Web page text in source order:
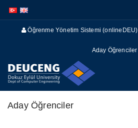
atla
atla
Öğrenme Yönetim Sistemi (onlineDEU)
Aday Öğrenciler
Aday Öğrenciler